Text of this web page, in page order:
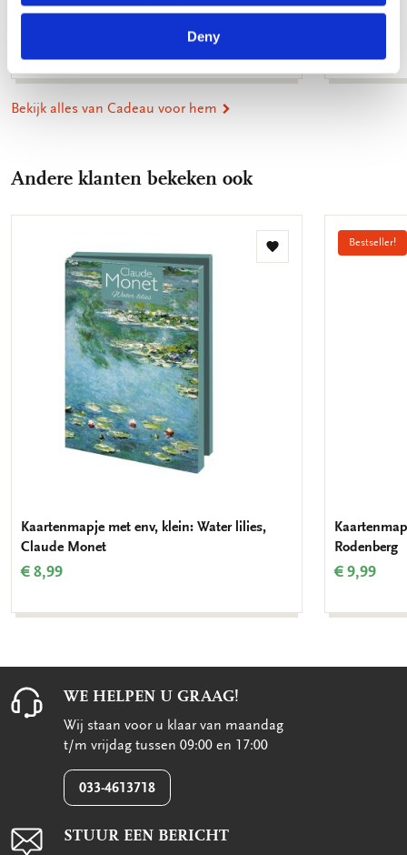
Deny
€ 9,99
gracht
Bekijk alles van Cadeau voor hem
Andere klanten bekeken ook
Toevoegen
Kaartenmapje met env, klein: Water lilies,
Claude Monet
€ 8,99
Bestseller!
Rodenberg
€ 9,99
WE HELPEN U GRAAG!
Wij staan voor u klaar van maandag
t/m vrijdag tussen 09:00 en 17:00
033-4613718
STUUR EEN BERICHT